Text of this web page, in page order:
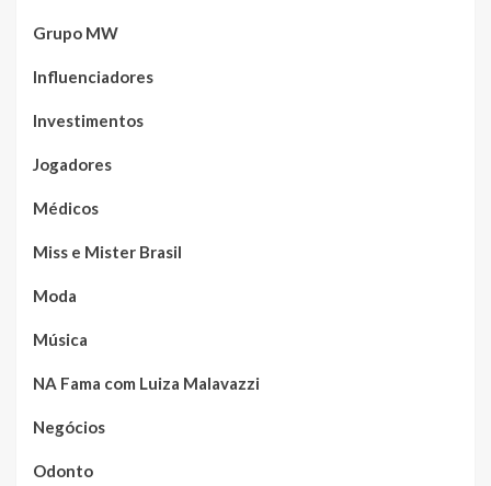
Grupo MW
Influenciadores
Investimentos
Jogadores
Médicos
Miss e Mister Brasil
Moda
Música
NA Fama com Luiza Malavazzi
Negócios
Odonto